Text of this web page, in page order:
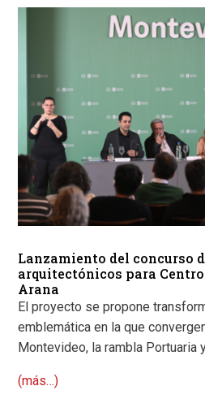
Lanzamiento del concurso
arquitectónicos para
Arana
El proyecto se propone
emblemática en la que
Montevideo, la rambla Portuaria
(más…)